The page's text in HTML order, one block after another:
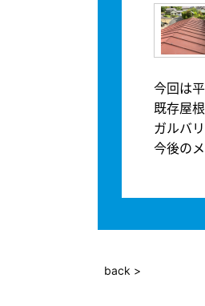
今回は
既存屋
ガルバ
今後の
back >